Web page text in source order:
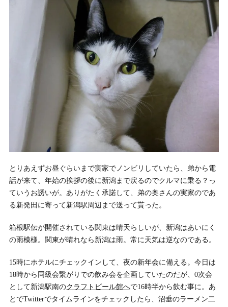
とりあえずお昼ぐらいまで実家でノンビリしていたら、弟から電
話が来て、年始の挨拶の後に新潟まで戻るのでクルマに乗る？っ
ていうお誘いが。ありがたく承諾して、弟の奥さんの実家のであ
る新発田に寄って新潟駅周辺まで送って貰った。
箱根駅伝が開催されている関東は晴天らしいが、新潟はあいにく
の雨模様。関東が晴れなら新潟は雨。常に天気は逆なのである。
15時にホテルにチェックインして、夜の新年会に備える。今日は
18時から同級会繋がりでの飲み会を企画していたのだが、0次会
として新潟駅南のクラフトビール館へで16時半から飲む事に。あ
とでTwitterでタイムラインをチェックしたら、沼垂のラーメン二